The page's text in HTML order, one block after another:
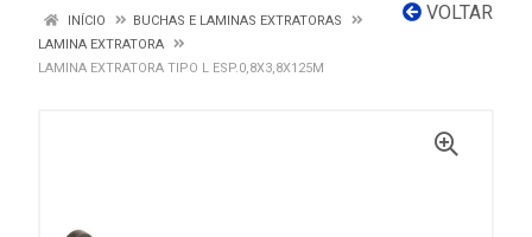
VOLTAR
INÍCIO
BUCHAS E LAMINAS EXTRATORAS
LAMINA EXTRATORA
LAMINA EXTRATORA TIPO L ESP.0,8X3,8X125M